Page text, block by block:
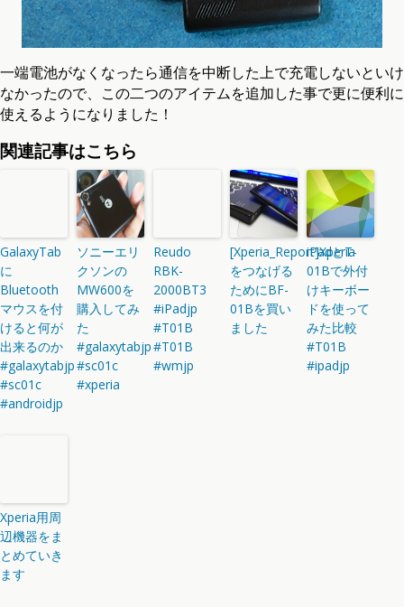
一端電池がなくなったら通信を中断した上で充電しないといけ
なかったので、この二つのアイテムを追加した事で更に便利に
使えるようになりました！
関連記事はこちら
GalaxyTab
に
Bluetooth
マウスを付
けると何が
出来るのか
#galaxytabjp
#sc01c
#androidjp
ソニーエリ
クソンの
MW600を
購入してみ
た
#galaxytabjp
#sc01c
#xperia
Reudo
RBK-
2000BT3
#iPadjp
#T01B
#T01B
#wmjp
[Xperia_Report]Xperia
をつなげる
ためにBF-
01Bを買い
ました
iPadとT-
01Bで外付
けキーボー
ドを使って
みた比較
#T01B
#ipadjp
Xperia用周
辺機器をま
とめていき
ます